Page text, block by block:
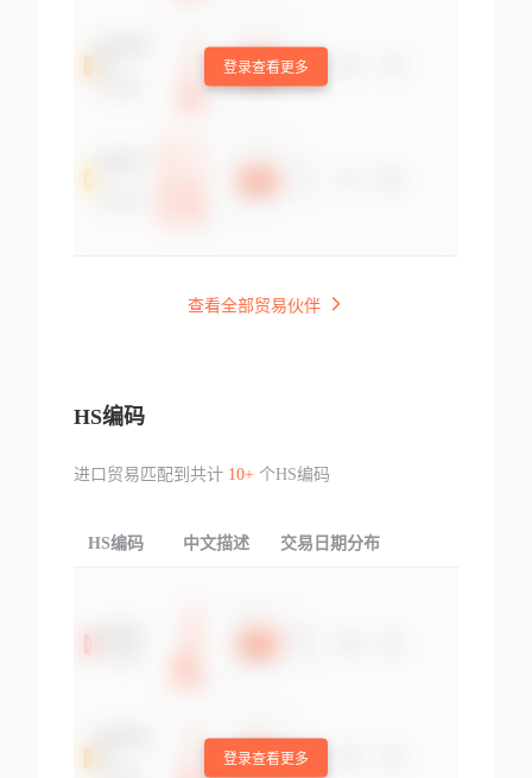
登录查看更多
查看全部贸易伙伴
HS编码
进口贸易匹配到共计 10+个HS编码
HS编码 中文描述 交易日期分布
登录查看更多